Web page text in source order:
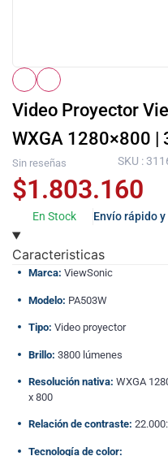
Video Proyector
WXGA 1280×800 |
Sin reseñas SKU :
$1.803.160
En Stock Envío rápido
Caracteristicas
Marca: ViewSonic
Modelo: PA503W
Tipo: Video proyector
Brillo: 3800 lúmenes
Resolución nativa: WXGA
x 800
Relación de contraste:
Tecnología de color: